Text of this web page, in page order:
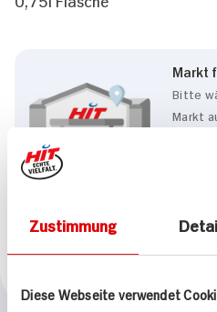
Zustimmung
Diese Webseite verwendet
Markt
Bitte
Markt
Marke